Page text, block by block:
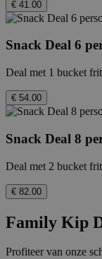
€ 41.00
Snack Deal 6
Deal met 1 bucket
€ 54.00
Snack Deal 8
Deal met 2 bucket
€ 82.00
Family Kip
Profiteer van onze